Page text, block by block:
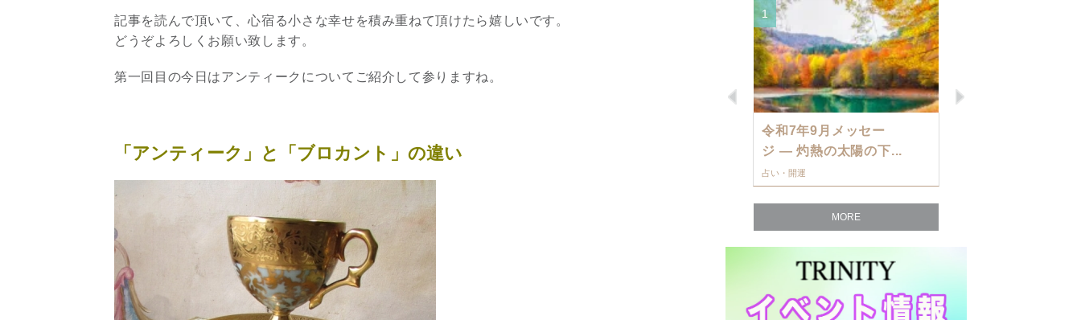
記事を読んで頂いて、心宿る小さな幸せを積み重ねて頂けたら嬉しいです。
どうぞよろしくお願い致します。
第一回目の今日はアンティークについてご紹介して参りますね。
「アンティーク」と「ブロカント」の違い
Previous
1
令和7年9月メッセー
ジ — 灼熱の太陽の下...
占い・開運
MORE